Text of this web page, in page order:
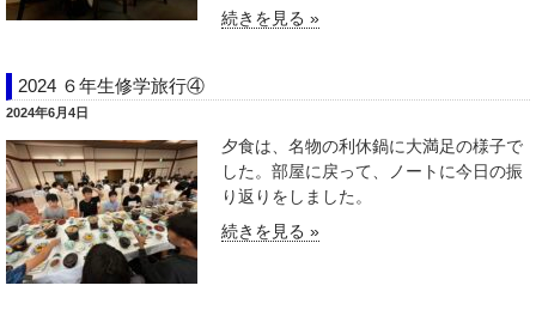
続きを見る »
2024 ６年生修学旅行④
2024年6月4日
夕食は、名物の利休鍋に大満足の様子で
した。部屋に戻って、ノートに今日の振
り返りをしました。
続きを見る »